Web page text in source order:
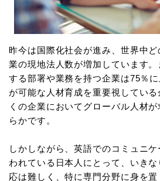
昨今は国際化社会が進み、世界中
業の現地法人数が増加しています
する部署や業務を持つ企業は75％
が可能な人材育成を重要視してい
くの企業においてグローバル人材
らかです。
しかしながら、英語でのコミュニ
われている日本人にとって、いき
応は難しく、特に専門分野に身を